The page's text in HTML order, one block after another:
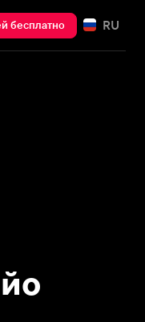
бесплатно RU